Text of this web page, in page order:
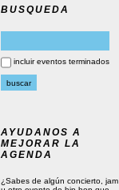
BUSQUEDA
incluir eventos terminados
AYUDANOS A
MEJORAR LA
AGENDA
¿Sabes de algún concierto, jam